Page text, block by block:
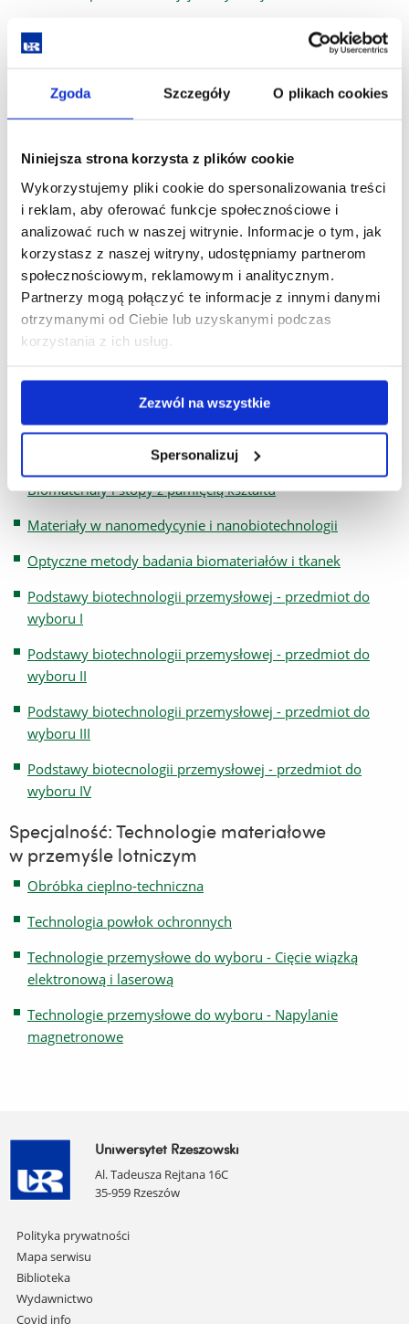
Zgoda Szczegóły O plikach cookies
Niniejsza strona korzysta z plików cookie
Wykorzystujemy pliki cookie do spersonalizowania treści
i reklam, aby oferować funkcje społecznościowe i
analizować ruch w naszej witrynie. Informacje o tym, jak
korzystasz z naszej witryny, udostępniamy partnerom
społecznościowym, reklamowym i analitycznym.
Partnerzy mogą połączyć te informacje z innymi danymi
otrzymanymi od Ciebie lub uzyskanymi podczas
korzystania z ich usług.
Zezwól na wszystkie
Spersonalizuj
Wykład monograficzny specjalistyczny
i funkcjonalne
Nowoczesne materiały laserowe
Powłoki ochronne i ich wytwarzanie
Wytwarzanie i właściwości materiałów twardych i
supertwardych
Specjalność: Nanoelektronika
Metody wytwarzania warstw epitaksjalnych
Przedmiot do wyboru I - Nanolitografia
Półprzewodnikowe struktury kwantowe
Specjalność: Nanomateriały w medycynie
Biomateriały i stopy z pamięcią kształtu
Materiały w nanomedycynie i nanobiotechnologii
Optyczne metody badania biomateriałów i tkanek
Podstawy biotechnologii przemysłowej - przedmiot do
wyboru I
Podstawy biotechnologii przemysłowej - przedmiot do
wyboru II
Podstawy biotechnologii przemysłowej - przedmiot do
wyboru III
Podstawy biotecnologii przemysłowej - przedmiot do
wyboru IV
Specjalność: Technologie materiałowe
w przemyśle lotniczym
Obróbka cieplno-techniczna
Technologia powłok ochronnych
Technologie przemysłowe do wyboru - Cięcie wiązką
elektronową i laserową
Technologie przemysłowe do wyboru - Napylanie
magnetronowe
Uniwersytet Rzeszowski
Al. Tadeusza Rejtana 16C
35-959 Rzeszów
Pomiń
nawigację
i
przejdź
do
Polityka prywatności
Mapa serwisu
Biblioteka
Wydawnictwo
Covid info